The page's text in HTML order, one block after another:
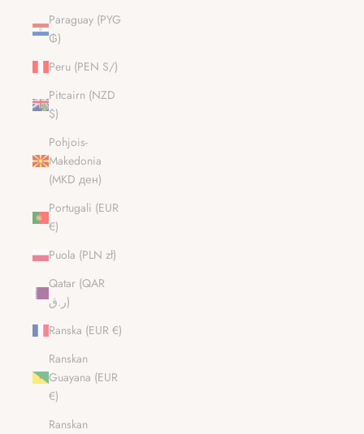
Paraguay (PYG
₲)
Peru (PEN S/)
Pitcairn (NZD
$)
Pohjois-
Makedonia
(MKD ден)
Portugali (EUR
€)
Puola (PLN zł)
Qatar (QAR
ر.ق)
Ranska (EUR €)
Ranskan
Guayana (EUR
€)
Ranskan